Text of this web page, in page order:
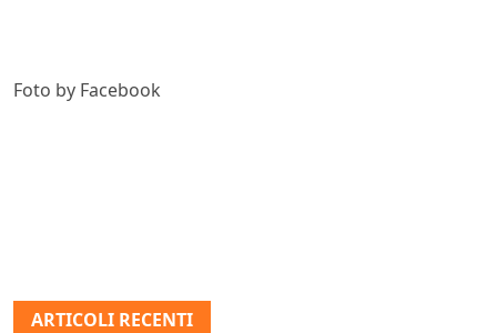
Foto by Facebook
ARTICOLI RECENTI